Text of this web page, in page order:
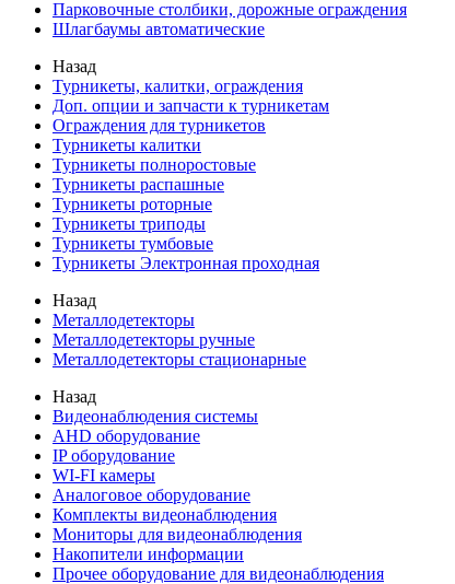
Парковочные столбики, дорожные ограждения
Шлагбаумы автоматические
Назад
Турникеты, калитки, ограждения
Доп. опции и запчасти к турникетам
Ограждения для турникетов
Турникеты калитки
Турникеты полноростовые
Турникеты распашные
Турникеты роторные
Турникеты триподы
Турникеты тумбовые
Турникеты Электронная проходная
Назад
Металлодетекторы
Металлодетекторы ручные
Металлодетекторы стационарные
Назад
Видеонаблюдения cистемы
AHD оборудование
IP оборудование
WI-FI камеры
Аналоговое оборудование
Комплекты видеонаблюдения
Мониторы для видеонаблюдения
Накопители информации
Прочее оборудование для видеонаблюдения